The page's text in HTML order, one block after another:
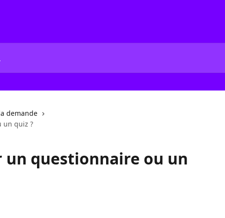
demande
un quiz ?
un questionnaire ou un